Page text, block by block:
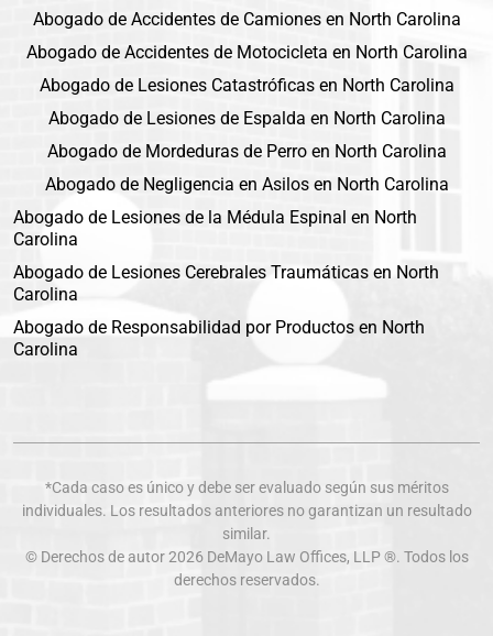
Abogado de Accidentes de Camiones en North Carolina
Abogado de Accidentes de Motocicleta en North Carolina
Abogado de Lesiones Catastróficas en North Carolina
Abogado de Lesiones de Espalda en North Carolina
Abogado de Mordeduras de Perro en North Carolina
Abogado de Negligencia en Asilos en North Carolina
Abogado de Lesiones de la Médula Espinal en North
Carolina
Abogado de Lesiones Cerebrales Traumáticas en North
Carolina
Abogado de Responsabilidad por Productos en North
Carolina
*Cada caso es único y debe ser evaluado según sus méritos
individuales. Los resultados anteriores no garantizan un resultado
similar.
© Derechos de autor 2026 DeMayo Law Offices, LLP ®. Todos los
derechos reservados.